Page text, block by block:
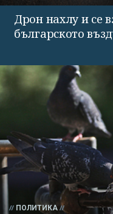
Дрон нахлу и се
българското
ПОЛИТИКА